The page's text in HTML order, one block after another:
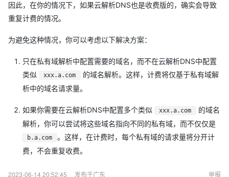
因此，在你的情况下，如果云解析DNS也是收费版的，确实会导致
重复计费的情况。
为避免这种情况，你可以考虑以下解决方案：
只在私有域解析中配置需要的域名，而不在云解析DNS中配置
类似
xxx.a.com
的域名解析。这样，计费将仅基于私有域解
析中的域名请求量。
如果你需要在云解析DNS中配置多个类似 xxx.a.com
的域名
解析，你可以尝试将这些域名指向不同的私有域，而不仅仅是
b.a.com
。这样，在计费时，每个私有域的请求量将分开计
费，不会重复收费。
2023-06-14 20:52:45 发布于广东 举报